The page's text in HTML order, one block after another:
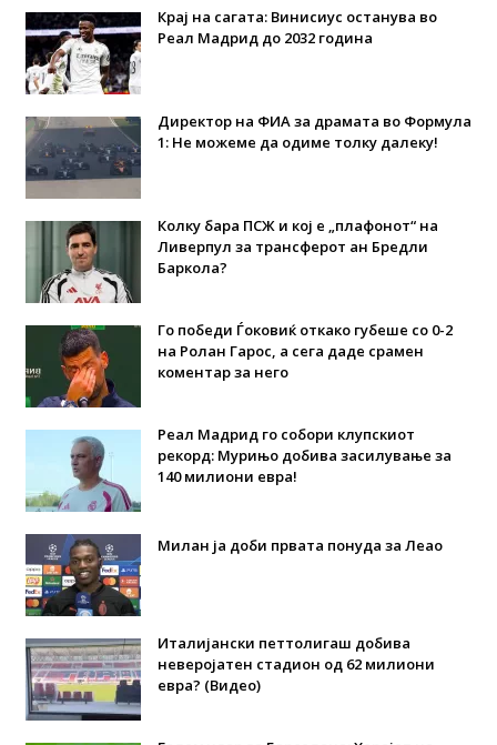
Крај на сагата: Винисиус останува во
Реал Мадрид до 2032 година
Директор на ФИА за драмата во Формула
1: Не можеме да одиме толку далеку!
Колку бара ПСЖ и кој е „плафонот“ на
Ливерпул за трансферот ан Бредли
Баркола?
Го победи Ѓоковиќ откако губеше со 0-2
на Ролан Гарос, а сега даде срамен
коментар за него
Реал Мадрид го собори клупскиот
рекорд: Мурињо добива засилување за
140 милиони евра!
Милан ја доби првата понуда за Леао
Италијански петтолигаш добива
неверојатен стадион од 62 милиони
евра? (Видео)